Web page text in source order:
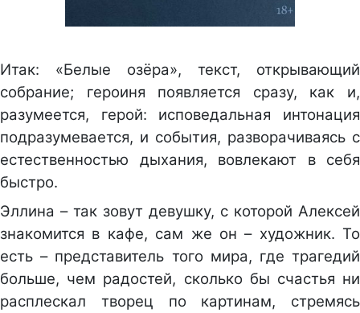
Итак: «Белые озёра», текст, открывающий
собрание; героиня появляется сразу, как и,
разумеется, герой: исповедальная интонация
подразумевается, и события, разворачиваясь с
естественностью дыхания, вовлекают в себя
быстро.
Эллина – так зовут девушку, с которой Алексей
знакомится в кафе, сам же он – художник. То
есть – представитель того мира, где трагедий
больше, чем радостей, сколько бы счастья ни
расплескал творец по картинам, стремясь